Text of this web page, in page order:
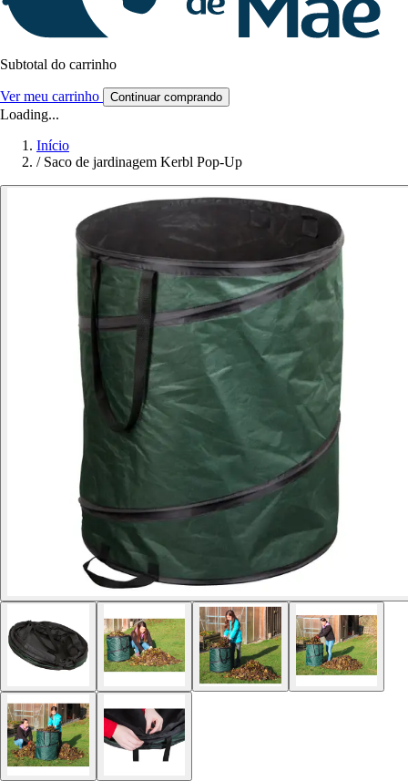
Subtotal do carrinho
Ver meu carrinho Continuar comprando
Loading...
Início
/ Saco de jardinagem Kerbl Pop-Up